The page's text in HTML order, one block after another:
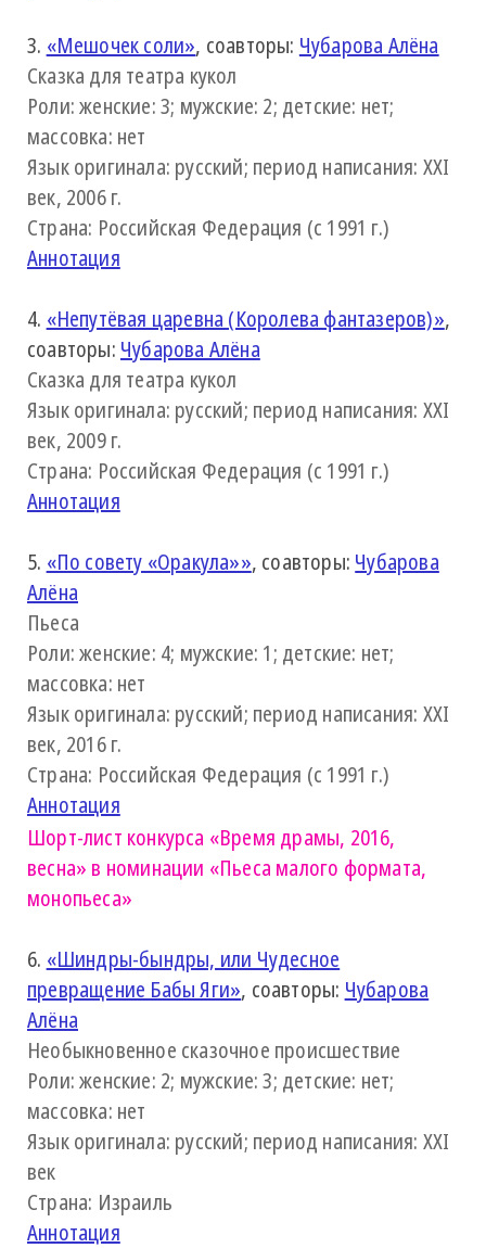
3. «Мешочек соли», соавторы: Чубарова Алёна
Сказка для театра кукол
Роли: женские: 3; мужские: 2; детские: нет;
массовка: нет
Язык оригинала: русский; период написания: XXI
век, 2006 г.
Страна: Российская Федерация (с 1991 г.)
Аннотация
4. «Непутёвая царевна (Королева фантазеров)»,
соавторы: Чубарова Алёна
Сказка для театра кукол
Язык оригинала: русский; период написания: XXI
век, 2009 г.
Страна: Российская Федерация (с 1991 г.)
Аннотация
5. «По совету «Оракула»», соавторы: Чубарова
Алёна
Пьеса
Роли: женские: 4; мужские: 1; детские: нет;
массовка: нет
Язык оригинала: русский; период написания: XXI
век, 2016 г.
Страна: Российская Федерация (с 1991 г.)
Аннотация
Шорт-лист конкурса «Время драмы, 2016,
весна» в номинации «Пьеса малого формата,
монопьеса»
6. «Шиндры-бындры, или Чудесное
превращение Бабы Яги», соавторы: Чубарова
Алёна
Необыкновенное сказочное происшествие
Роли: женские: 2; мужские: 3; детские: нет;
массовка: нет
Язык оригинала: русский; период написания: XXI
век
Страна: Израиль
Аннотация